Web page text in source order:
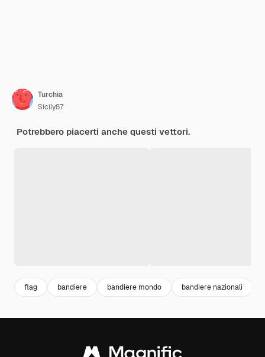
Turchia
Sicily87
Potrebbero piacerti anche questi vettori.
flag bandiere bandiere mondo bandiere nazionali